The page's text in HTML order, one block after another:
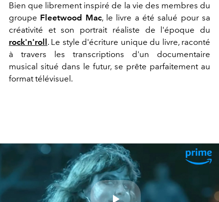
Bien que librement inspiré de la vie des membres du
groupe Fleetwood Mac, le livre a été salué pour sa
créativité et son portrait réaliste de l'époque du
rock'n'roll . Le style d'écriture unique du livre, raconté
à travers les transcriptions d'un documentaire
musical situé dans le futur, se prête parfaitement au
format télévisuel.